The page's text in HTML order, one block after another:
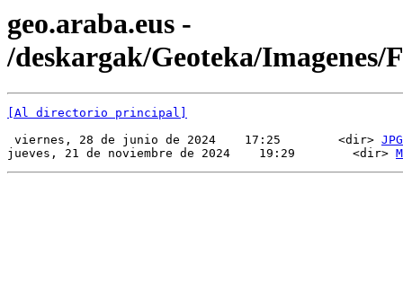
geo.araba.eus -
/deskargak/Geoteka/Imagenes/
[Al directorio principal]
viernes, 28 de junio de 2024    17:25        <dir> JPG
jueves, 21 de noviembre de 2024    19:29        <dir>